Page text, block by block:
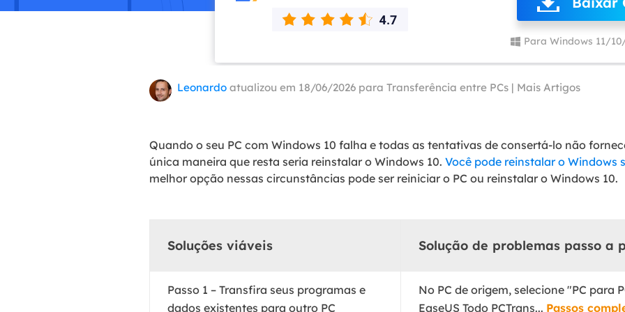
Recuperação de e-mail do Outlook
Recuperação de banco de dados MS SQL
Tutorial
Recuperação
Implantação
Para Windows 11/
Leonardo atualizou em 18/06/2026 para Transferência entre PCs | Mais Artigos
Quando o seu PC com Windows 10 falha e todas as tentativas de consertá-lo não
única maneira que resta seria reinstalar o Windows 10. Você pode reinstalar o Windows
melhor opção nessas circunstâncias pode ser reiniciar o PC ou reinstalar o Windows 10.
Soluções viáveis Solução de problemas passo a
Passo 1 – Transfira seus programas e
dados existentes para outro PC
No PC de origem, selecione "PC para
EaseUS Todo PCTrans... Passos